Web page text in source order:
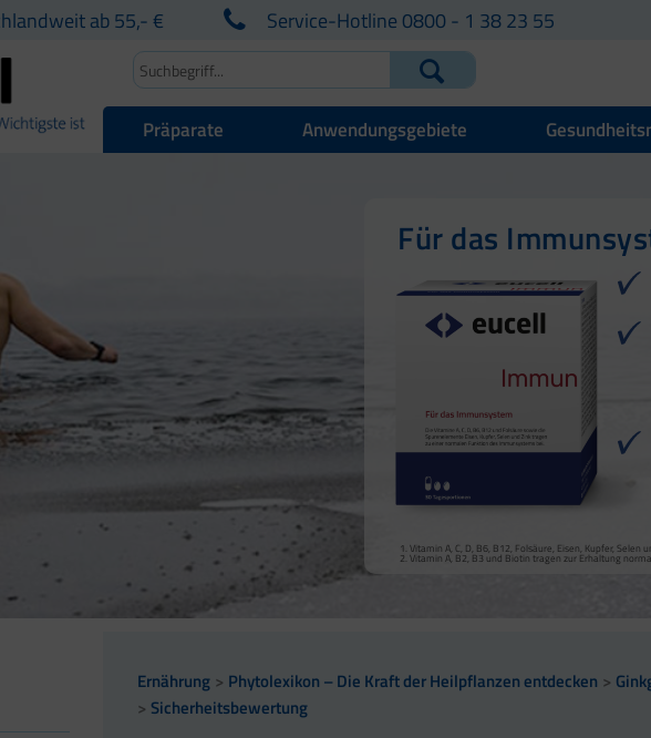
ab 55,- € Service-Hotline 0800 - 1 38 23 55
Präparate Anwendungsgebiete
Für das
Vitamin A, C, D, B6, B12, Folsäure, Eisen, Kupfer,
Vitamin A, B2, B3 und Biotin tragen zur Erhaltung
Für Haut, Haare
Selen, Zink und Biotin tragen zur Erhaltung gesunder
Selen und Zink tragen zur Erhaltung normaler Nägel bei.
Vitamin C, E, B2, Kupfer, Mangan, Selen und Zink
Für Ihre natürliche
sowie zu einem normalen Stoffwechsel von
Vitamin B2 und Biotin tragen zur Erhaltung normaler
Vitamin D und Zink tragen zur normalen Funktion des
Ernährung Phytolexikon – Die Kraft der Heilpflanzen entdecken
Sicherheitsbewertung